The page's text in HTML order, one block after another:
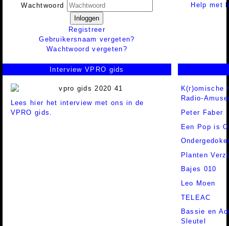
Wachtwoord
Inloggen
Registreer
Gebruikersnaam vergeten?
Wachtwoord vergeten?
Help met
Interview VPRO gids
Lees hier het interview met ons in de
VPRO gids.
K(r)omische
Radio-
Peter Faber
Een Pop is
Planten
Bajes 010
Leo Moen
TELEAC
Bassie en
Sleutel